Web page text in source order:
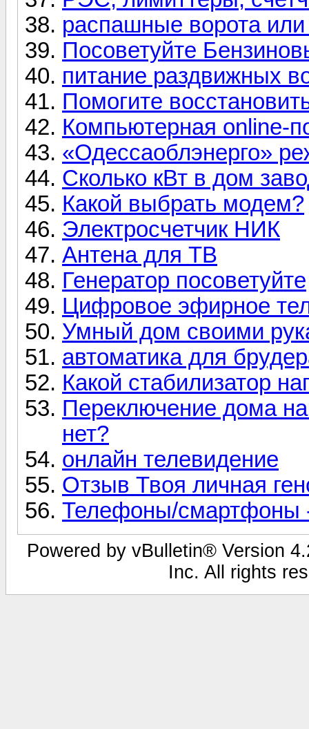
распашные ворота или
Посоветуйте
питание раздвижных
Помогите
Компьютерная online-
«Одессаоблэнерго»
Сколько кВт в дом
Какой выбрать модем?
Электросчетчик НИК
Антена для ТВ
Генератор посоветуйте
Цифровое эфирное
Умный дом своими
автоматика для
Какой стабилизатор
Переключение дома
нет?
онлайн телевидение
Отзыв Твоя личная
Телефоны/смартфоны -
Powered by vBulletin® Version
Inc. All rights